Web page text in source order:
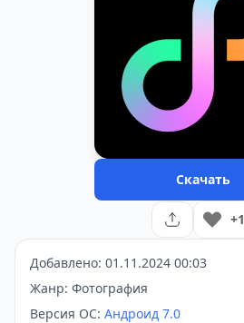
Скачать
+1
Добавлено: 01.11.2024 00:03
Жанр: Фотография
Версия ОС: Андроид 7.0